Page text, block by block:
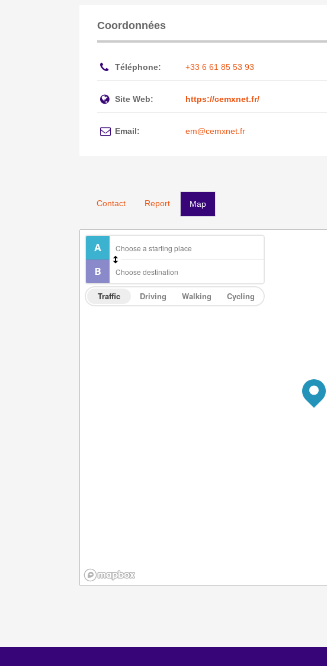
Coordonnées
Téléphone: +33 6 61 85 53 93
Site Web: https://cemxnet.fr/
Email: em@cemxnet.fr
Contact Report Map
Traffic Driving Walking Cycling